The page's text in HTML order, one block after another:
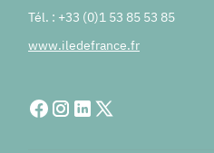
Tél. : +33 (0)1 53 85 53 85
www.iledefrance.fr